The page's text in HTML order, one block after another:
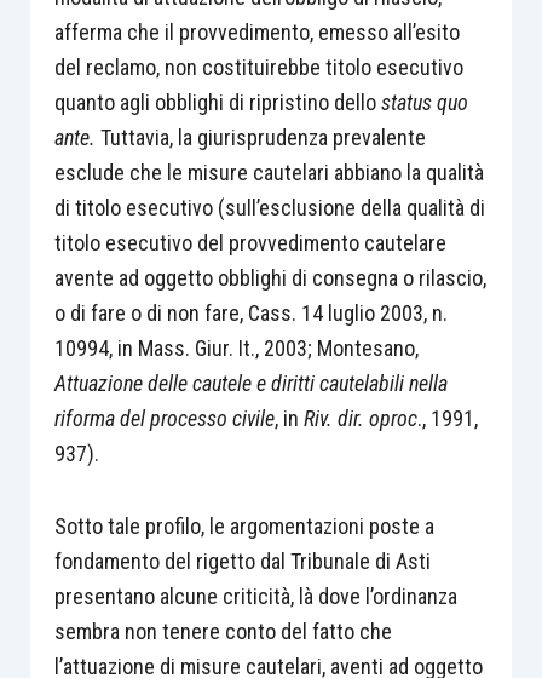
afferma che il provvedimento, emesso all’esito
del reclamo, non costituirebbe titolo esecutivo
quanto agli obblighi di ripristino dellostatus quo
ante. Tuttavia, la giurisprudenza prevalente
esclude che le misure cautelari abbiano la qualità
di titolo esecutivo (sull’esclusione della qualità di
titolo esecutivo del provvedimento cautelare
avente ad oggetto obblighi di consegna o rilascio,
o di fare o di non fare, Cass. 14 luglio 2003, n.
10994, in Mass. Giur. It., 2003; Montesano,
Attuazione delle cautele e diritti cautelabili nella
riforma del processo civile, in Riv. dir. oproc., 1991,
937).
Sotto tale profilo, le argomentazioni poste a
fondamento del rigetto dal Tribunale di Asti
presentano alcune criticità, là dove l’ordinanza
sembra non tenere conto del fatto che
l’attuazione di misure cautelari, aventi ad oggetto